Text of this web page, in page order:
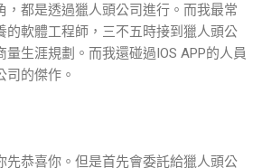
，都是透過獵人頭公司進行。而我最常
的軟體工程師，三不五時接到獵人頭公
生涯規劃。而我還碰過IOS APP的人員
司的傑作。
先恭喜你。但是首先會委託給獵人頭公